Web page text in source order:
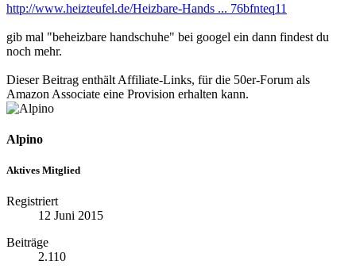
http://www.heizteufel.de/Heizbare-Hands ... 76bfnteq11
gib mal "beheizbare handschuhe" bei googel ein dann findest du
noch mehr.
Dieser Beitrag enthält Affiliate-Links, für die 50er-Forum als
Amazon Associate eine Provision erhalten kann.
Alpino
Aktives Mitglied
Registriert
12 Juni 2015
Beiträge
2.110